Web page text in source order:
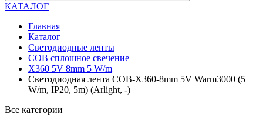
КАТАЛОГ
Главная
Каталог
Светодиодные ленты
COB сплошное свечение
X360 5V 8mm 5 W/m
Светодиодная лента COB-X360-8mm 5V Warm3000 (5
W/m, IP20, 5m) (Arlight, -)
Все категории